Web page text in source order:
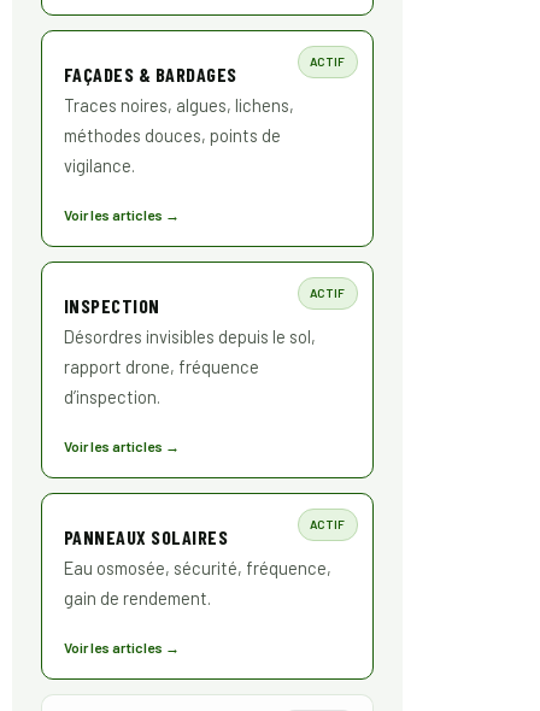
ACTIF
FAÇADES & BARDAGES
Traces noires, algues, lichens,
méthodes douces, points de
vigilance.
Voir les articles →
ACTIF
INSPECTION
Désordres invisibles depuis le sol,
rapport drone, fréquence
d’inspection.
Voir les articles →
ACTIF
PANNEAUX SOLAIRES
Eau osmosée, sécurité, fréquence,
gain de rendement.
Voir les articles →